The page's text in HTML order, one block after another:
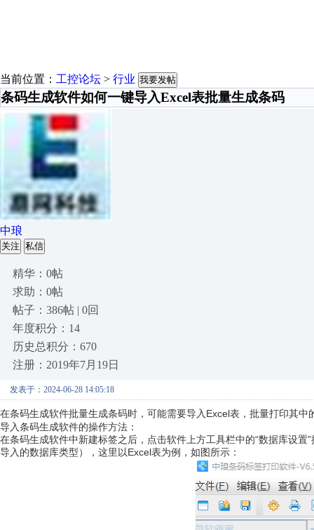
当前位置： 工控论坛 > 行业 我要发帖
条码生成软件如何一键导入Excel表批量生成条码
中琅
关注 私信
精华：0帖
求助：0帖
帖子：386帖 | 0回
年度积分：14
历史总积分：670
注册：2019年7月19日
发表于：2024-06-28 14:05:18
在条码生成软件批量生成条码时，可能需要导入Excel表，批量打印其中
导入条码生成软件的操作方法：
在条码生成软件中新建标签之后，点击软件上方工具栏中的“数据库设
导入的数据库类型），这里以Excel表为例，如图所示：